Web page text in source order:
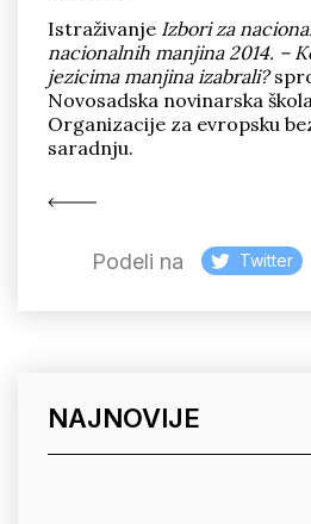
Podeli na Twitter
Istraživanje Izbori za
nacionalnih manjina 2014. –
jezicima manjina izabrali?
Novosadska novinarska
Organizacije za evropsku
saradnju.
NAJNOVIJE